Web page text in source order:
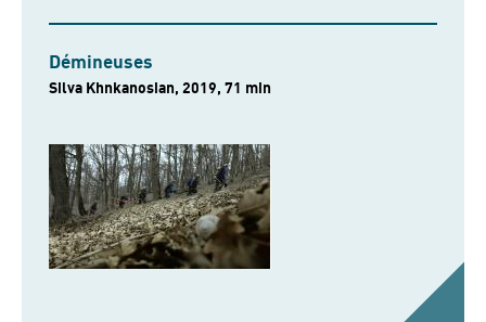
Démineuses
Silva Khnkanosian, 2019, 71 min